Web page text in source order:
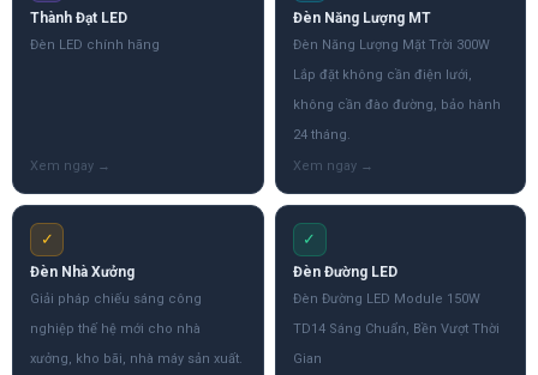
Thành Đạt LED
Đèn LED chính hãng
Đèn Năng Lượng MT
Đèn Năng Lượng Mặt Trời 300W
Lắp đặt không cần điện lưới,
không cần đào đường, bảo hành
24 tháng.
✓
Đèn Nhà Xưởng
Giải pháp chiếu sáng công
nghiệp thế hệ mới cho nhà
xưởng, kho bãi, nhà máy sản xuất.
✓
Đèn Đường LED
Đèn Đường LED Module 150W
TD14 Sáng Chuẩn, Bền Vượt Thời
Gian